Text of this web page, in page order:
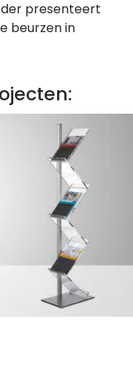
presenteert
beurzen in